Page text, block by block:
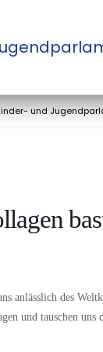
und
anlässlich des
und tauschen uns